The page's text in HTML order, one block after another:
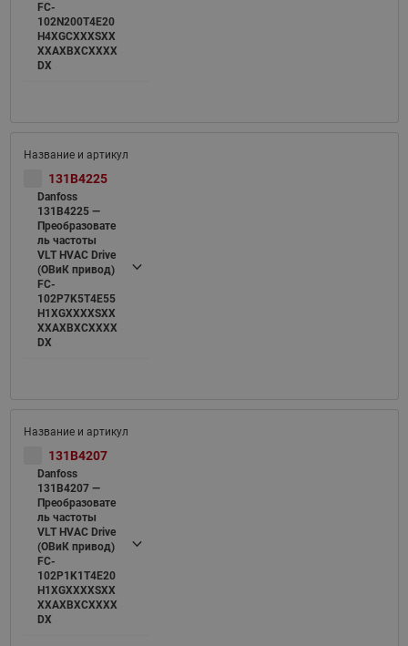
FC-
102N200T4E20
H4XGCXXXSXX
XXAXBXCXXXX
DX
131B4225
Danfoss
131B4225 —
Преобразовате
ль частоты
VLT HVAC Drive
(ОВиК привод)
FC-
102P7K5T4E55
H1XGXXXXSXX
XXAXBXCXXXX
DX
131B4207
Danfoss
131B4207 —
Преобразовате
ль частоты
VLT HVAC Drive
(ОВиК привод)
FC-
102P1K1T4E20
H1XGXXXXSXX
XXAXBXCXXXX
DX